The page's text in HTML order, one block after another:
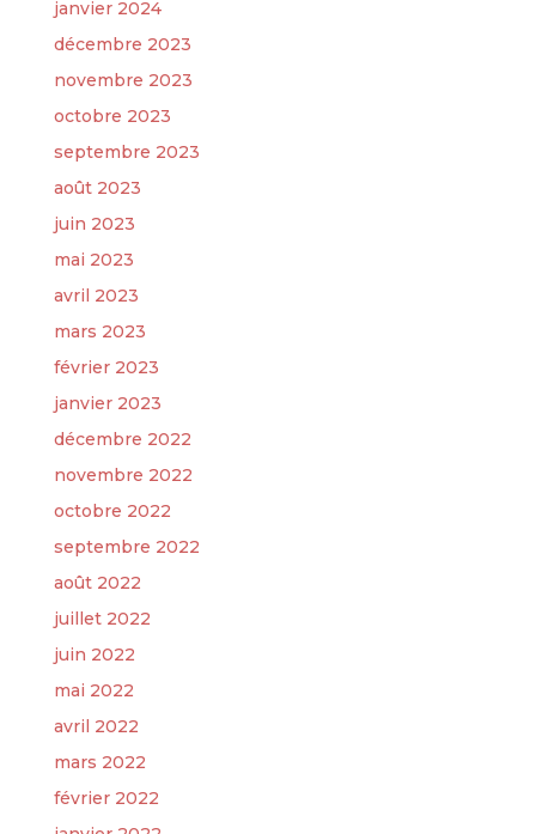
janvier 2024
décembre 2023
novembre 2023
octobre 2023
septembre 2023
août 2023
juin 2023
mai 2023
avril 2023
mars 2023
février 2023
janvier 2023
décembre 2022
novembre 2022
octobre 2022
septembre 2022
août 2022
juillet 2022
juin 2022
mai 2022
avril 2022
mars 2022
février 2022